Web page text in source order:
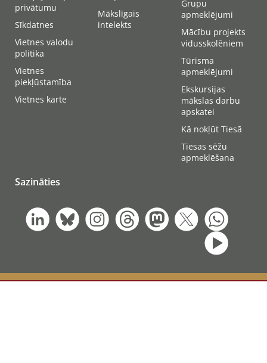
privātumu
Sīkdatnes
Vietnes valodu
politika
Vietnes
piekļūstamība
Vietnes karte
Mākslīgais
intelekts
Grupu
apmeklējumi
Mācību projekts
vidusskolēniem
Tūrisma
apmeklējumi
Ekskursijas
mākslas darbu
apskatei
Kā nokļūt Tiesā
Tiesas sēžu
apmeklēšana
Sazināties